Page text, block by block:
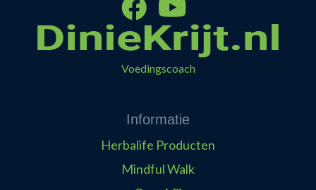
Voedingscoach
Informatie
Herbalife Producten
Mindful Walk